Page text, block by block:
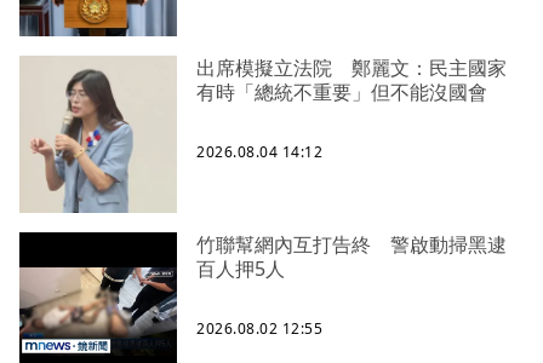
出席模擬立法院 鄭麗文：民主國家
有時「總統不重要」但不能沒國會
2026.08.04 14:12
竹聯幫網內互打告終 警啟動掃黑逮
百人押5人
2026.08.02 12:55